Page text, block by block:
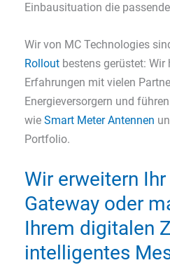
Einbausituation die
Wir von MC Technologies
Rollout bestens gerüstet:
Erfahrungen mit vielen
Energieversorgern und
wie Smart Meter Antennen
Portfolio.
Wir erweitern
Gateway oder
Ihrem digitalen
intelligentes